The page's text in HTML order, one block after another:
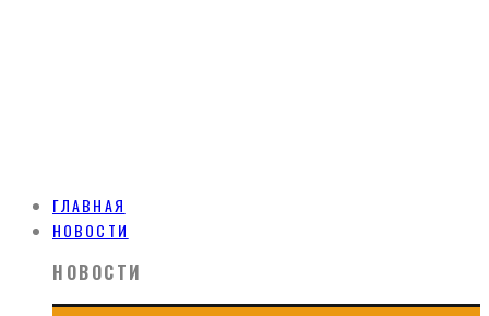
ГЛАВНАЯ
НОВОСТИ
НОВОСТИ